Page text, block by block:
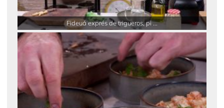
Fideuá exprés de trigueros, pi ...